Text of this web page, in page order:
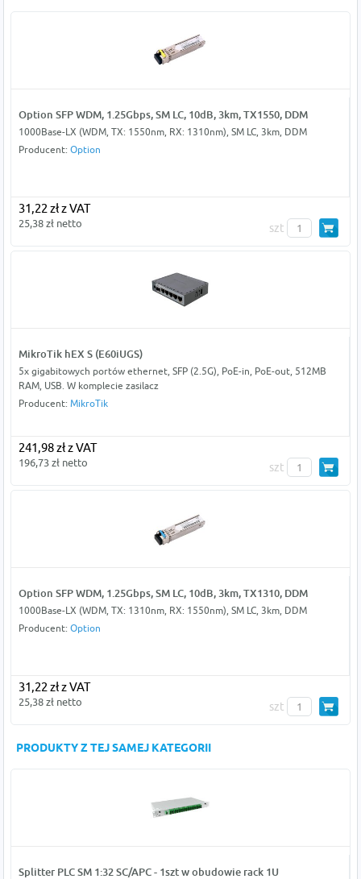
Option SFP WDM, 1.25Gbps, SM LC, 10dB, 3km, TX1550, DDM
1000Base-LX (WDM, TX: 1550nm, RX: 1310nm), SM LC, 3km, DDM
Producent: Option
31,22 zł z VAT
25,38 zł netto szt
MikroTik hEX S (E60iUGS)
5x gigabitowych portów ethernet, SFP (2.5G), PoE-in, PoE-out, 512MB
RAM, USB. W komplecie zasilacz
Producent: MikroTik
241,98 zł z VAT
196,73 zł netto szt
Option SFP WDM, 1.25Gbps, SM LC, 10dB, 3km, TX1310, DDM
1000Base-LX (WDM, TX: 1310nm, RX: 1550nm), SM LC, 3km, DDM
Producent: Option
31,22 zł z VAT
25,38 zł netto szt
PRODUKTY Z TEJ SAMEJ KATEGORII
Splitter PLC SM 1:32 SC/APC - 1szt w obudowie rack 1U